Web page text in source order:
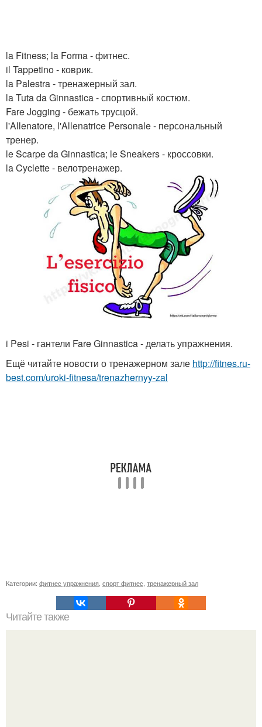
la Fitness; la Forma - фитнес.
il Tappetino - коврик.
la Palestra - тренажерный зал.
la Tuta da Ginnastica - спортивный костюм.
Fare Jogging - бежать трусцой.
l'Allenatore, l'Allenatrice Personale - персональный
тренер.
le Scarpe da Ginnastica; le Sneakers - кроссовки.
la Cyclette - велотренажер.
i Pesi - гантели Fare Ginnastica - делать упражнения.
Ещё читайте новости о тренажерном зале http://fitnes.ru-
best.com/uroki-fitnesa/trenazhernyy-zal
Категории: фитнес упражнения спорт фитнес тренажерный зал
Читайте также